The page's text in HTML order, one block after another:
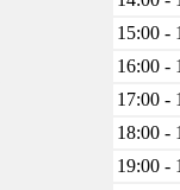
15:00 -
16:00 -
17:00 -
18:00 -
19:00 -